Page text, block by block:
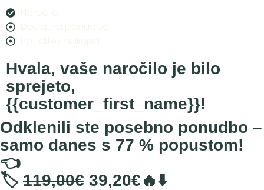
Hvala, vaše naročilo je bilo
sprejeto,
{{customer_first_name}}!
Odklenili ste posebno ponudbo –
samo danes s 77 % popustom!
👈
🏷️ 119,00€ 39,20€🔥⬇️